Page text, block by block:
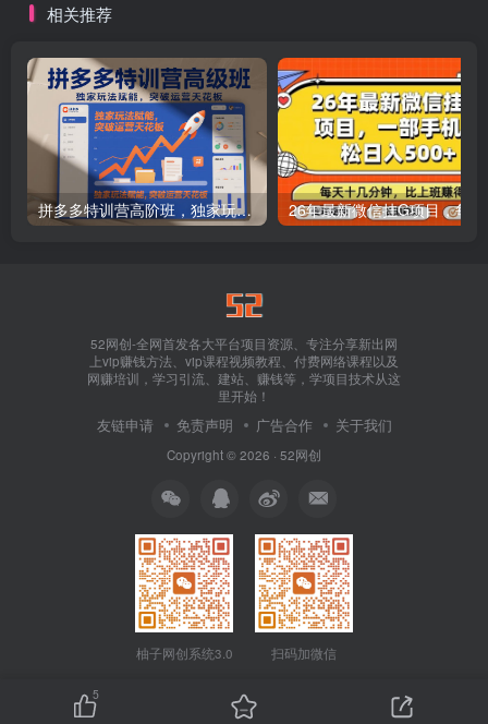
相关推荐
拼多多特训营高阶班，独家玩法赋能，突破运营天花板（更新26年1月）
52网创-全网首发各大平台项目资源、专注分享新出网
上vip赚钱方法、vip课程视频教程、付费网络课程以及
网赚培训，学习引流、建站、赚钱等，学项目技术从这
里开始！
友链申请 免责声明 广告合作 关于我们
Copyright © 2026 · 52网创
柚子网创系统3.0 扫码加微信
5